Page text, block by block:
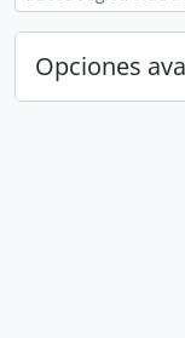
Opciones